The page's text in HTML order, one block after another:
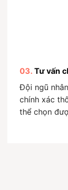
03. Tư vấn
Đội ngũ
chính xác
thể chọn